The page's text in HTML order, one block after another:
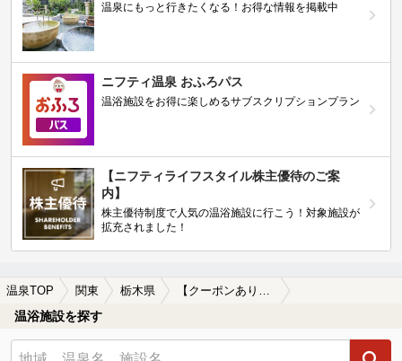
温泉にもっと行きたくなる！お得な情報を掲載中
ニフティ温泉 おふろパス
温浴施設をお得に楽しめるサブスクリプションプラン
【ニフティライフスタイル株主優待のご案
内】
株主優待制度で人気の温浴施設に行こう！対象施設が
拡充されました！
温泉TOP 関東 栃木県 【クーポンあり】佐野市駅近くの温泉、日帰り温泉、スーパー銭湯おすすめ
温浴施設を探す